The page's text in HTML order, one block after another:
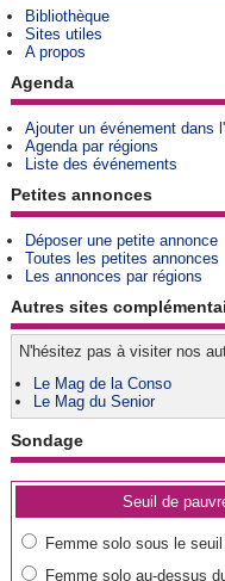
Bibliothèque
Sites utiles
A propos
Agenda
Ajouter un événement dans
Agenda par régions
Liste des événements
Petites annonces
Déposer une petite annonce
Toutes les petites annonces
Les annonces par régions
Autres sites
N'hésitez pas à visiter nos
Le Mag de la Conso
Le Mag du Senior
Sondage
Seuil de
Femme solo sous le
Femme solo au-dessus